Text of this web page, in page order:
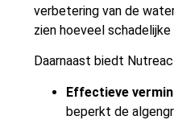
verbetering van de
zien hoeveel
Daarnaast biedt
Effectieve
beperkt de